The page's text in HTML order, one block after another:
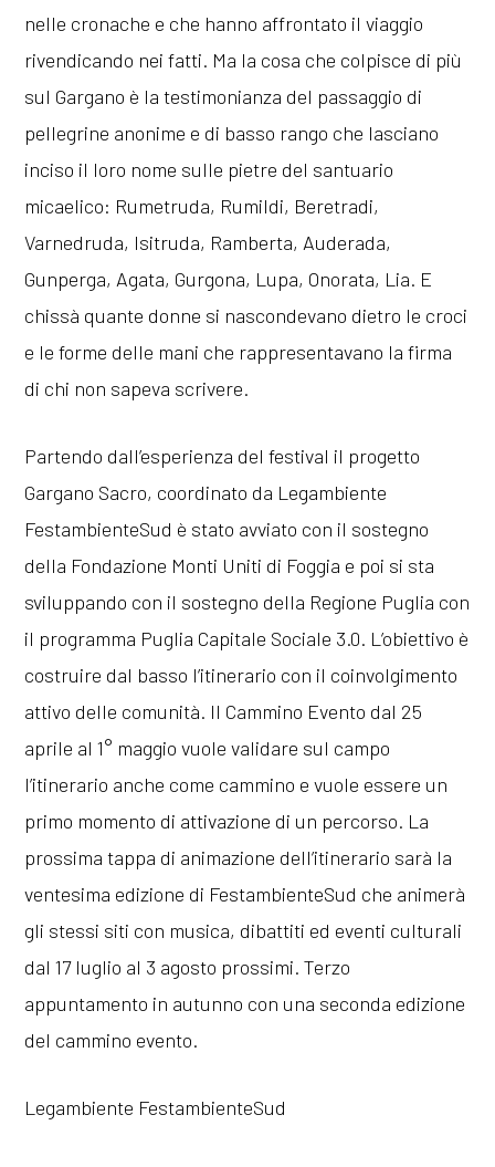
nelle cronache e che hanno affrontato il viaggio
rivendicando nei fatti. Ma la cosa che colpisce di più
sul Gargano è la testimonianza del passaggio di
pellegrine anonime e di basso rango che lasciano
inciso il loro nome sulle pietre del santuario
micaelico: Rumetruda, Rumildi, Beretradi,
Varnedruda, Isitruda, Ramberta, Auderada,
Gunperga, Agata, Gurgona, Lupa, Onorata, Lia. E
chissà quante donne si nascondevano dietro le croci
e le forme delle mani che rappresentavano la firma
di chi non sapeva scrivere.
Partendo dall’esperienza del festival il progetto
Gargano Sacro, coordinato da Legambiente
FestambienteSud è stato avviato con il sostegno
della Fondazione Monti Uniti di Foggia e poi si sta
sviluppando con il sostegno della Regione Puglia con
il programma Puglia Capitale Sociale 3.0. L’obiettivo è
costruire dal basso l’itinerario con il coinvolgimento
attivo delle comunità. Il Cammino Evento dal 25
aprile al 1° maggio vuole validare sul campo
l’itinerario anche come cammino e vuole essere un
primo momento di attivazione di un percorso. La
prossima tappa di animazione dell’itinerario sarà la
ventesima edizione di FestambienteSud che animerà
gli stessi siti con musica, dibattiti ed eventi culturali
dal 17 luglio al 3 agosto prossimi. Terzo
appuntamento in autunno con una seconda edizione
del cammino evento.
Legambiente FestambienteSud